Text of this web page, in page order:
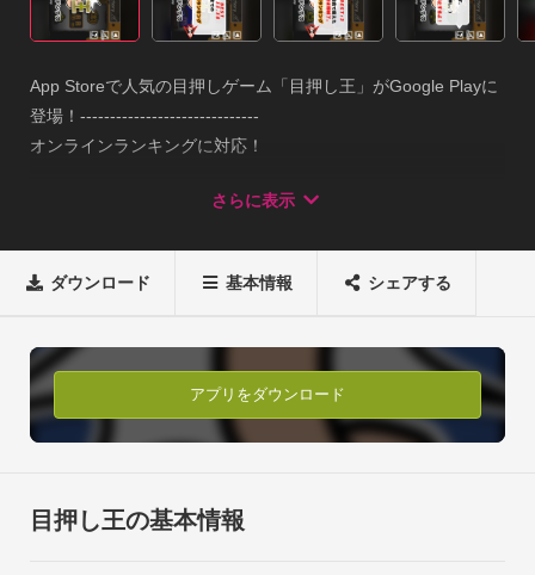
App Storeで人気の目押しゲーム「目押し王」がGoogle Playに
登場！------------------------------
オンラインランキングに対応！
るか?のタイムアタックモード。
合計４つのモードで遊べます。スロットの練習にも最適！■遊
ランダムで2つのリールが停止し、ボーナス絵柄でリーチがか
かりますので
残りを目押しして揃えてください。【ハードタイムアタックモ
ードおよびハードサドンデスモード】
全リール目押しして揃えてください。
*成立ラインおよび成立ボーナス絵柄以外での揃いは失敗になり
さらに表示
ダウンロード 基本情報 シェアする
アプリをダウンロード
目押し王の基本情報